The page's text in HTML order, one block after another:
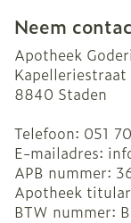
Neem
Apotheek
Kapelleriestraat
8840 Staden
Telefoon: 051
E-mailadres:
APB nummer:
Apotheek
BTW nummer: